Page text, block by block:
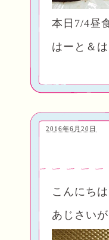
本日7/4昼
はーと＆
2016年6月20日
こんにち
あじさい